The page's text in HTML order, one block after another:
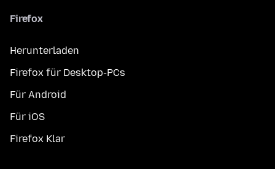
Firefox
Herunterladen
Firefox für Desktop-PCs
Für Android
Für iOS
Firefox Klar